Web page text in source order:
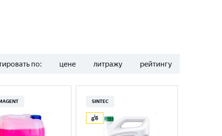
по: цене литражу рейтингу
SINTEC